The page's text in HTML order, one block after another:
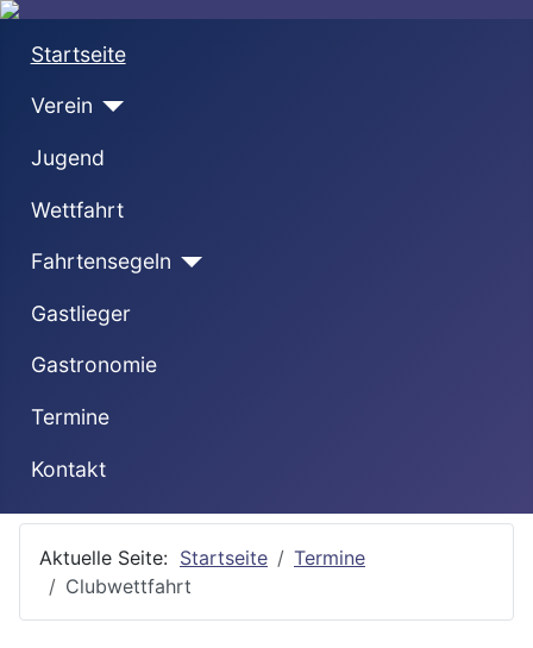
Startseite
Verein
Jugend
Wettfahrt
Fahrtensegeln
Gastlieger
Gastronomie
Termine
Kontakt
Aktuelle Seite: Startseite
Termine
Clubwettfahrt